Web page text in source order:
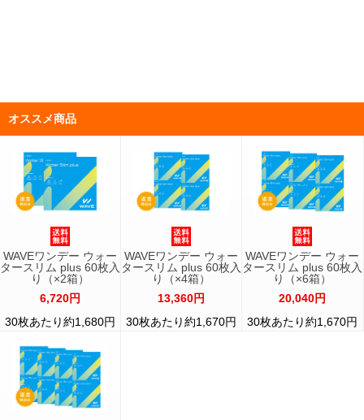
オススメ商品
WAVEワンデー ウォー
タースリム plus 60枚入
り（×2箱）
6,720円
30枚あたり約1,680円
WAVEワンデー ウォー
タースリム plus 60枚入
り（×4箱）
13,360円
30枚あたり約1,670円
WAVEワンデー ウォー
タースリム plus 60枚入
り（×6箱）
20,040円
30枚あたり約1,670円